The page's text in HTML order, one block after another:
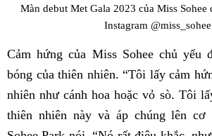
Màn debut Met Gala 2023 của Miss
Instagram @miss_sohee
Cảm hứng của Miss Sohee chủ yếu
bóng của thiên nhiên. “Tôi lấy cảm
nhiên như cánh hoa hoặc vỏ sò. Tôi
thiên nhiên này và áp chúng lên cơ